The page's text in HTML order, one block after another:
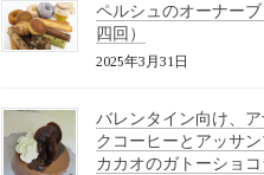
ペルシュのオーナー
四回）
2025年3月31日
バレンタイン向け、
クコーヒーとアッサ
カカオのガトーショコ